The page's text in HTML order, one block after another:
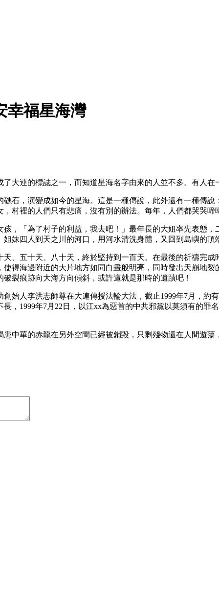
幸福星海灣
大連的標誌之一，而知道星海名字由來的人並不多。有人
石，演變成如今的星海。這是一種傳說，此外還有一種傳
村裡的人們只有悲痛，沒有別的辦法。每年，人們都哭哭啼
「為了村子的利益，我去吧！」最年長的大姐率先表態，
姐妹四人到天之川的河口，用河水清洗身體，又回到島嶼的
五十天、八十天，終於堅持到一百天。在最後的祈禱完成
得海邊附近的大片地方如同白晝般明亮，同時發出天崩地
裂痕跡向大海方向傾斜，或許這就是那時的遺蹟吧！
始人李洪志師尊在大連傳授法輪大法，截止1999年7月，約
，1999年7月22日，以江xx為惡首的中共邪黨以莫須有的罪
中華的赤龍在另外空間已經被銷毀，只剩殘物還在人間遊